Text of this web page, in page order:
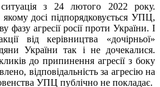
ситуація з 24 лютого 2022 року.
якому досі підпорядковується УПЦ,
фазу агресії росії проти України. І
від керівництва «дочірньої»
України так і не дочекалися.
до припинення агресії з боку
відповідальність за агресію на
УПЦ публічно не покладає.